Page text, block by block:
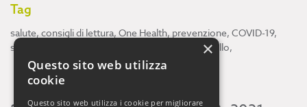
Tag
salute, consigli di lettura, One Health, prevenzione, COVID-19,
scienza
cervello,
×
Questo sito web utilizza
cookie
Questo sito web utilizza i cookie per migliorare